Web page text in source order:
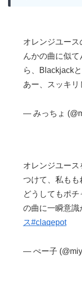
オレンジユー
んかの曲に似
ら、Blackjack
あー、スッキリ
— みっちょ
オレンジユー
つけて、私も
どうしてもポ
の曲に一瞬意識
ス#claqepot
— ぺー子